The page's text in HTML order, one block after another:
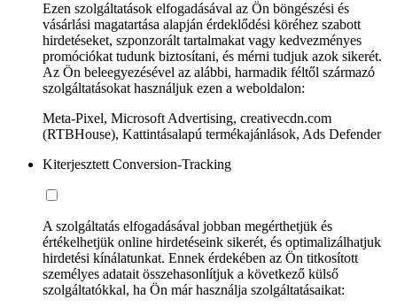
Ezen szolgáltatások elfogadásával az Ön böngészési és
vásárlási magatartása alapján érdeklődési köréhez szabott
hirdetéseket, szponzorált tartalmakat vagy kedvezményes
promóciókat tudunk biztosítani, és mérni tudjuk azok sikerét.
Az Ön beleegyezésével az alábbi, harmadik féltől származó
szolgáltatásokat használjuk ezen a weboldalon:
Meta-Pixel, Microsoft Advertising, creativecdn.com
(RTBHouse), Kattintásalapú termékajánlások, Ads Defender
Kiterjesztett Conversion-Tracking
A szolgáltatás elfogadásával jobban megérthetjük és
értékelhetjük online hirdetéseink sikerét, és optimalizálhatjuk
hirdetési kínálatunkat. Ennek érdekében az Ön titkosított
személyes adatait összehasonlítjuk a következő külső
szolgáltatókkal, ha Ön már használja szolgáltatásaikat: